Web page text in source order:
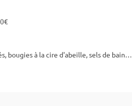
bougies à la cire d'abeille, sels de bain…